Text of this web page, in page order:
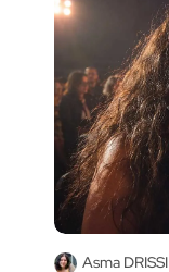
Asma DRISSI